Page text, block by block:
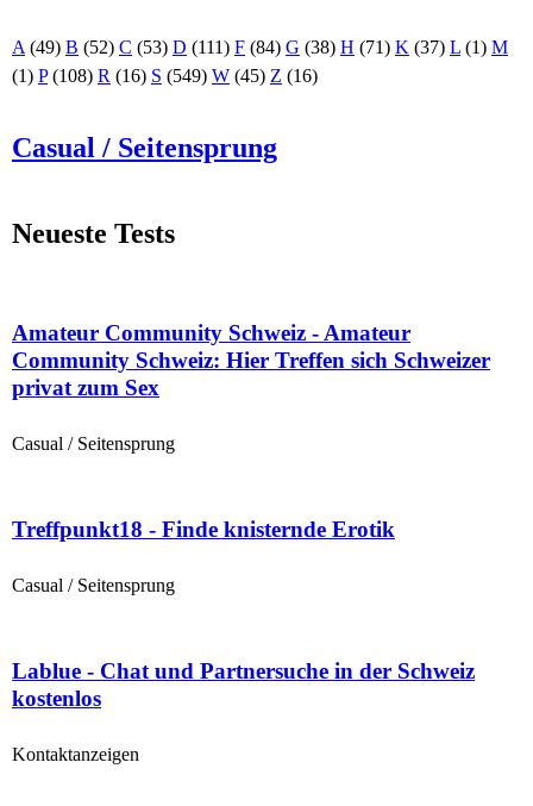
A (49) B (52) C (53) D (111) F (84) G (38) H (71) K (37) L (1) M
(1) P(108) R (16) S (549) W (45) Z (16)
Casual / Seitensprung
Neueste Tests
Amateur Community Schweiz - Amateur
Community Schweiz: Hier Treffen sich Schweizer
privat zum Sex
Casual / Seitensprung
Treffpunkt18 - Finde knisternde Erotik
Casual / Seitensprung
Lablue - Chat und Partnersuche in der Schweiz
kostenlos
Kontaktanzeigen